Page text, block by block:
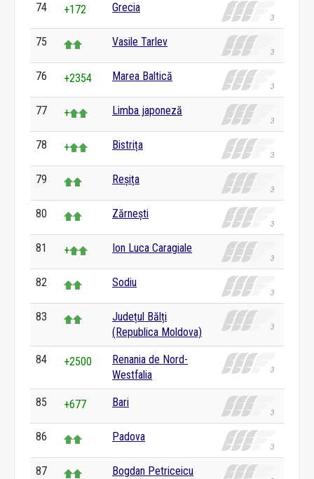
74 +172 Grecia
75 Vasile Tarlev
76 +2354 Marea Baltică
77 + Limba japoneză
78 + Bistrița
79 Reșița
80 Zărnești
81 + Ion Luca Caragiale
82 Sodiu
83
Județul Bălți
(Republica Moldova)
84 +2500
Renania de Nord-
Westfalia
85 +677 Bari
86 Padova
87
Bogdan Petriceicu